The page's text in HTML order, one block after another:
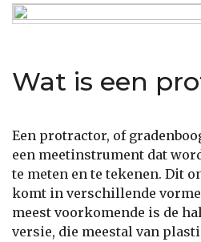
Wat is een
Een protractor, of
een meetinstrument dat
te meten en te tekenen. Dit
komt in verschillende
meest voorkomende is de
versie, die meestal van